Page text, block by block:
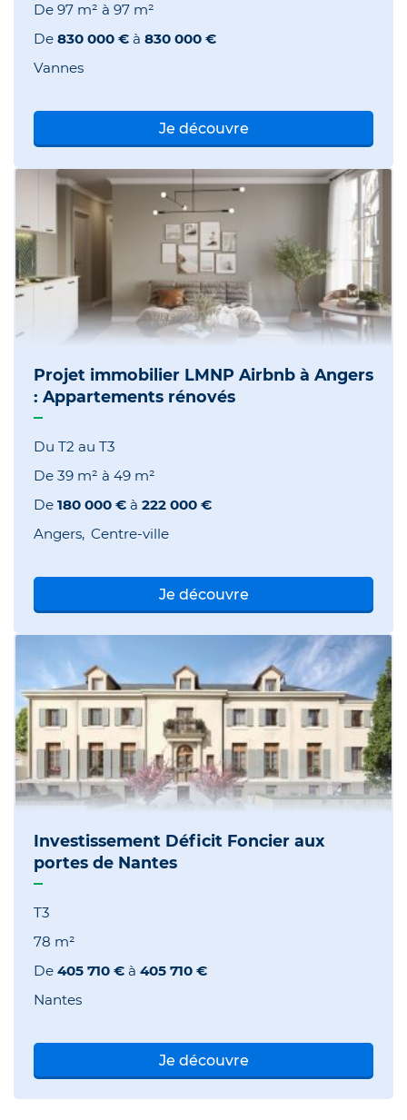
De 97 m² à 97 m²
De 830 000 € à 830 000 €
Vannes
Je découvre
Projet immobilier LMNP Airbnb à Angers
: Appartements rénovés
Du T2 au T3
De 39 m² à 49 m²
De 180 000 € à 222 000 €
Angers Centre-ville
Je découvre
Investissement Déficit Foncier aux
portes de Nantes
T3
78 m²
De 405 710 € à 405 710 €
Nantes
Je découvre